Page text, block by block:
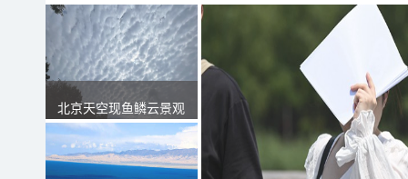
北京天空现鱼鳞云景观